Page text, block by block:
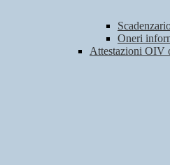
Oneri
Attestazioni OIV